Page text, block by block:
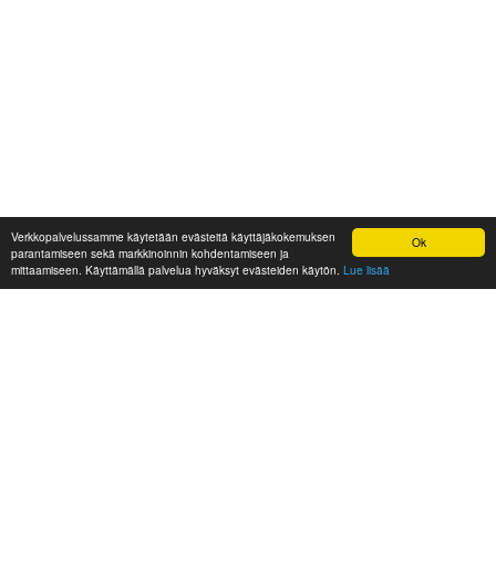
Ok
Verkkopalvelussamme käytetään evästeitä käyttäjäkokemuksen
parantamiseen sekä markkinoinnin kohdentamiseen ja
mittaamiseen. Käyttämällä palvelua hyväksyt evästeiden käytön. Lue lisää